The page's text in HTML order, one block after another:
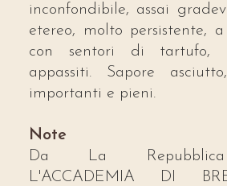
inconfondibile, assai
etereo, molto persistente,
con sentori di tartufo,
appassiti. Sapore
importanti e pieni.
Note
Da La Repubblica
L'ACCADEMIA DI